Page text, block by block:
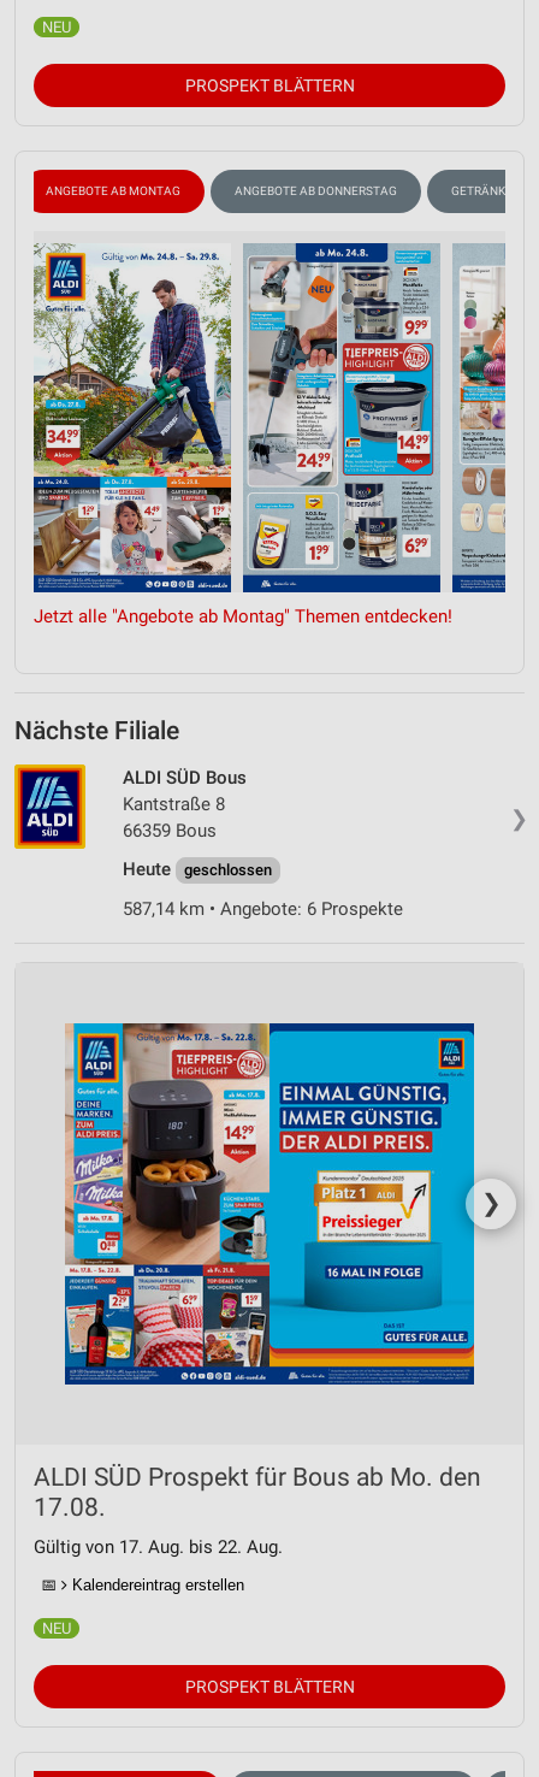
PROSPEKT BLÄTTERN
ANGEBOTE AB MONTAG ANGEBOTE AB DONNERSTAG GETRÄNKE
Jetzt alle "Angebote ab Montag" Themen entdecken!
Nächste Filiale
❯
ALDI SÜD Bous
Kantstraße 8
66359 Bous
Heute
geschlossen
587,14 km • Angebote: 6 Prospekte
❯
ALDI SÜD Prospekt für Bous ab Mo. den
17.08.
Gültig von 17. Aug. bis 22. Aug.
📅 Kalendereintrag erstellen
PROSPEKT BLÄTTERN